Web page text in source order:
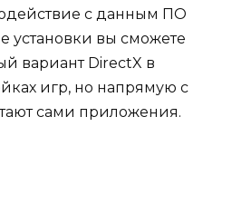
с данным ПО
установки вы сможете
вариант DirectX в
игр, но напрямую с
сами приложения.